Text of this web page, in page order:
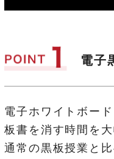
電子
電子ホワイトボー
板書を消す時間を
通常の黒板授業と